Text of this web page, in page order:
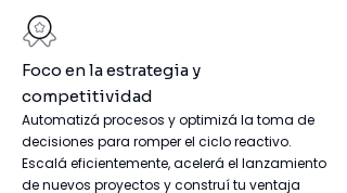
Foco en la estrategia y
competitividad
Automatizá procesos y optimizá la toma de
decisiones para romper el ciclo reactivo.
Escalá eficientemente, acelerá el lanzamiento
de nuevos proyectos y construí tu ventaja